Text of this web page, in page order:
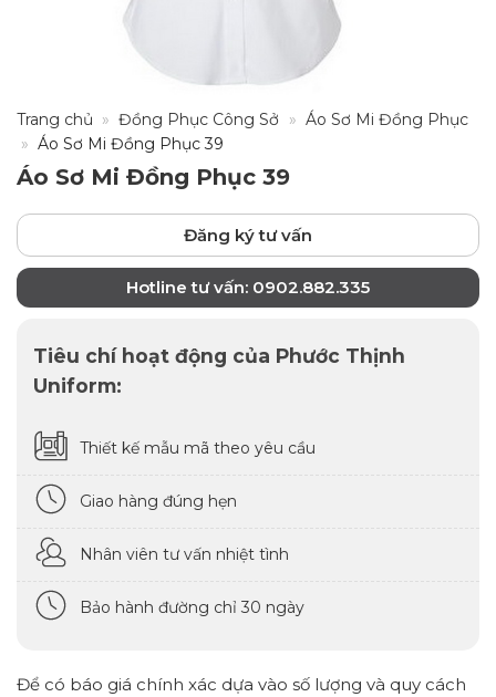
Trang chủ » Đồng Phục Công Sở » Áo Sơ Mi Đồng Phục
» Áo Sơ Mi Đồng Phục 39
Áo Sơ Mi Đồng Phục 39
Đăng ký tư vấn
Hotline tư vấn: 0902.882.335
Tiêu chí hoạt động của Phước Thịnh
Uniform:
Thiết kế mẫu mã theo yêu cầu
Giao hàng đúng hẹn
Nhân viên tư vấn nhiệt tình
Bảo hành đường chỉ 30 ngày
Để có báo giá chính xác dựa vào số lượng và quy cách